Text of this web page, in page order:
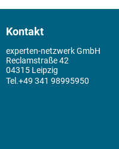
Kontakt
experten-netzwerk GmbH
Reclamstraße 42
04315 Leipzig
+49 341 98995950